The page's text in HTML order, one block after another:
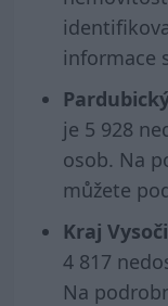
informace
je 5 928
osob. Na
můžete
Kraj
4 817
Na